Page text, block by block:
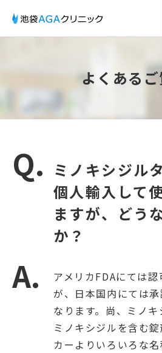
よくある
ミノキシジル
個人輸入して
ますが、どう
か？
アメリカFDAにては
が、日本国内にては
なります。尚、ミノ
ミノキシジルを含む
カーよりいろいろな